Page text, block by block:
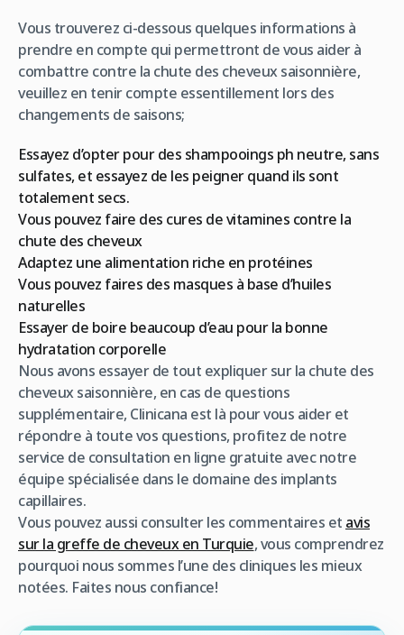
Vous trouverez ci-dessous quelques informations à
prendre en compte qui permettront de vous aider à
combattre contre la chute des cheveux saisonnière,
veuillez en tenir compte essentillement lors des
changements de saisons;
Essayez d’opter pour des shampooings ph neutre, sans
sulfates, et essayez de les peigner quand ils sont
totalement secs.
Vous pouvez faire des cures de vitamines contre la
chute des cheveux
Adaptez une alimentation riche en protéines
Vous pouvez faires des masques à base d’huiles
naturelles
Essayer de boire beaucoup d’eau pour la bonne
hydratation corporelle
Nous avons essayer de tout expliquer sur la chute des
cheveux saisonnière, en cas de questions
supplémentaire, Clinicana est là pour vous aider et
répondre à toute vos questions, profitez de notre
service de consultation en ligne gratuite avec notre
équipe spécialisée dans le domaine des implants
capillaires.
Vous pouvez aussi consulter les commentaires et avis
sur la greffe de cheveux en Turquie, vous comprendrez
pourquoi nous sommes l’une des cliniques les mieux
notées. Faites nous confiance!